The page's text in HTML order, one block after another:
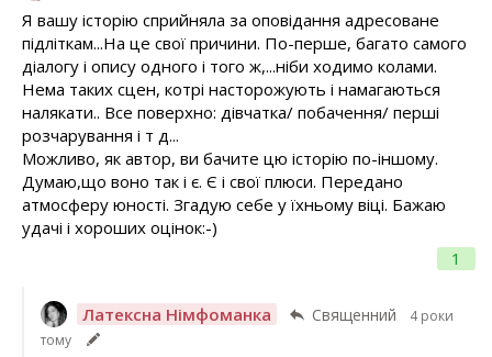
1
Я вашу історію сприйняла за оповідання адресоване
підліткам...На це свої причини. По-перше, багато самого
діалогу і опису одного і того ж,...ніби ходимо колами.
Нема таких сцен, котрі насторожують і намагаються
налякати.. Все поверхно: дівчатка/ побачення/ перші
розчарування і т д...
Можливо, як автор, ви бачите цю історію по-іншому.
Думаю,що воно так і є. Є і свої плюси. Передано
атмосферу юності. Згадую себе у їхньому віці. Бажаю
удачі і хороших оцінок:-)
Латексна Німфоманка Священний
4 роки
тому